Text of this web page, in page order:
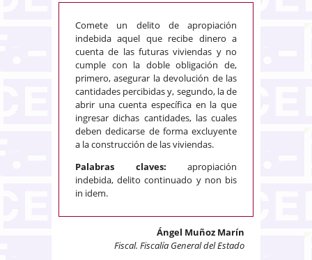
Comete un delito de apropiación
indebida aquel que recibe dinero a
cuenta de las futuras viviendas y no
cumple con la doble obligación de,
primero, asegurar la devolución de las
cantidades percibidas y, segundo, la de
abrir una cuenta específica en la que
ingresar dichas cantidades, las cuales
deben dedicarse de forma excluyente
a la construcción de las viviendas.
Palabras claves: apropiación
indebida, delito continuado y non bis
in idem.
Ángel Muñoz Marín
Fiscal. Fiscalía General del Estado